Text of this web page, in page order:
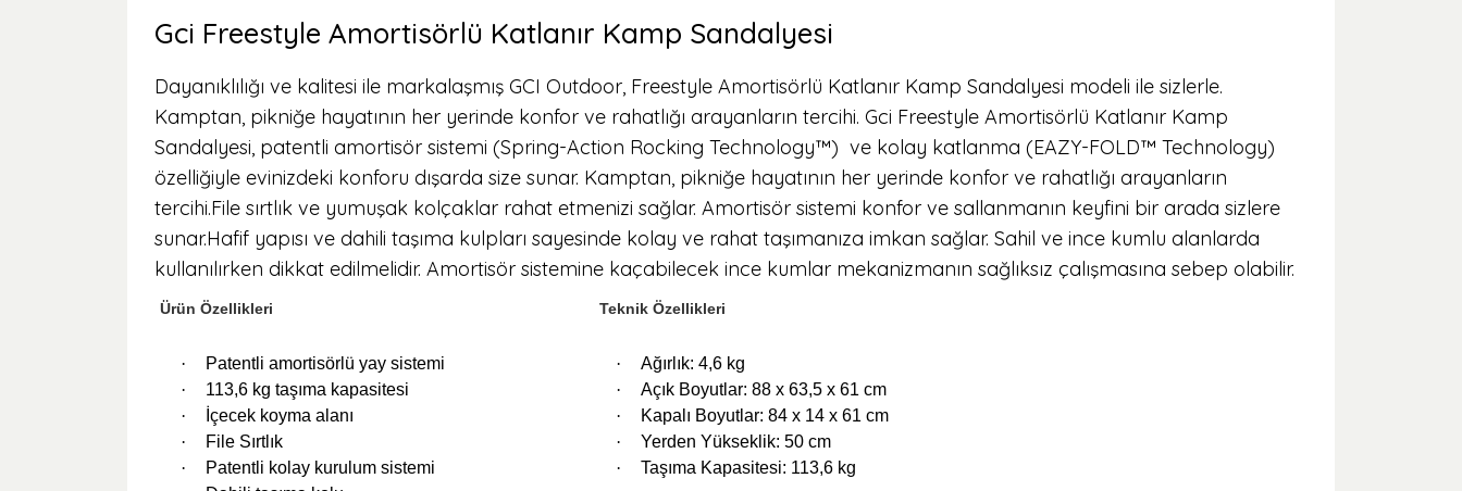
Gci Freestyle Amortisörlü Katlanır Kamp Sandalyesi
Dayanıklılığı ve kalitesi ile markalaşmış GCI Outdoor, Freestyle Amortisörlü Katlanır Kamp Sandalyesi modeli ile sizlerle.
Kamptan, pikniğe hayatının her yerinde konfor ve rahatlığı arayanların tercihi. Gci Freestyle Amortisörlü Katlanır Kamp
Sandalyesi, patentli amortisör sistemi (Spring-Action Rocking Technology™) ve kolay katlanma (EAZY-FOLD™ Technology)
özelliğiyle evinizdeki konforu dışarda size sunar. Kamptan, pikniğe hayatının her yerinde konfor ve rahatlığı arayanların
tercihi.File sırtlık ve yumuşak kolçaklar rahat etmenizi sağlar. Amortisör sistemi konfor ve sallanmanın keyfini bir arada sizlere
sunar.Hafif yapısı ve dahili taşıma kulpları sayesinde kolay ve rahat taşımanıza imkan sağlar. Sahil ve ince kumlu alanlarda
kullanılırken dikkat edilmelidir. Amortisör sistemine kaçabilecek ince kumlar mekanizmanın sağlıksız çalışmasına sebep olabilir.
Ürün Özellikleri
·
Patentli amortisörlü yay sistemi
·
113,6 kg taşıma kapasitesi
·
İçecek koyma alanı
·
File Sırtlık
·
Patentli kolay kurulum sistemi
Teknik Özellikleri
·
Ağırlık: 4,6 kg
·
Açık Boyutlar: 88 x 63,5 x 61 cm
·
Kapalı Boyutlar: 84 x 14 x 61 cm
·
Yerden Yükseklik: 50 cm
·
Taşıma Kapasitesi: 113,6 kg